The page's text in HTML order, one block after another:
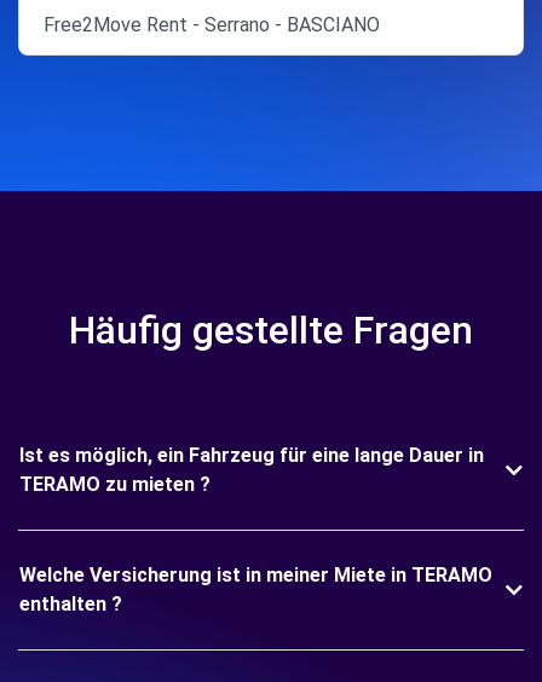
Free2Move Rent - Serrano - BASCIANO
Häufig gestellte Fragen
Ist es möglich, ein Fahrzeug für eine lange Dauer in
TERAMO zu mieten ?
Welche Versicherung ist in meiner Miete in TERAMO
enthalten ?